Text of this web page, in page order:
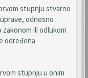
stupnju stvarno
odnosno
zakonom ili odlukom
određena
stupnju u onim